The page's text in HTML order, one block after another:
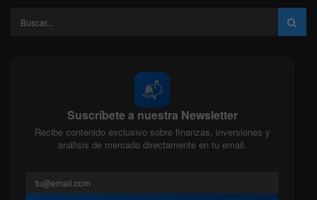
📬
Suscríbete a nuestra Newsletter
Recibe contenido exclusivo sobre finanzas, inversiones y
análisis de mercado directamente en tu email.